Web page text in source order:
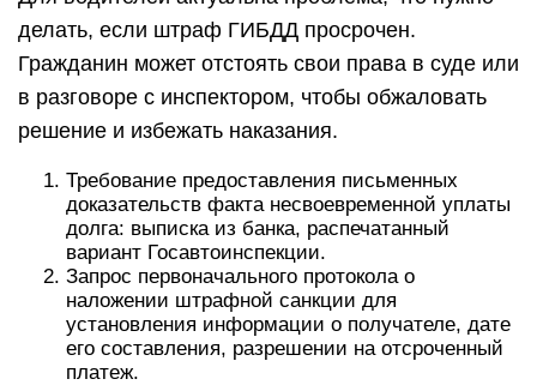
делать, если штраф ГИБДД просрочен.
Гражданин может отстоять свои права в суде или
в разговоре с инспектором, чтобы обжаловать
решение и избежать наказания.
Требование предоставления письменных
доказательств факта несвоевременной уплаты
долга: выписка из банка, распечатанный
вариант Госавтоинспекции.
Запрос первоначального протокола о
наложении штрафной санкции для
установления информации о получателе, дате
его составления, разрешении на отсроченный
платеж.